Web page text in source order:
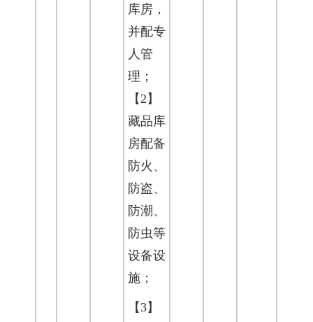
库房，
并配专
人管
理；
【2】
藏品库
房配备
防火、
防盗、
防潮、
防虫等
设备设
施；
【3】